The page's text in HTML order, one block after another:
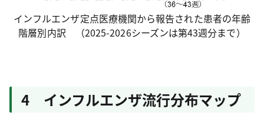
インフルエンザ定点医療機関から報告された患者の年齢
階層別内訳 （2025-2026シーズンは第43週分まで）
4 インフルエンザ流行分布マップ